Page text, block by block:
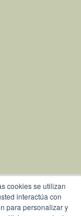
cookies se utilizan
interactúa con
para personalizar y